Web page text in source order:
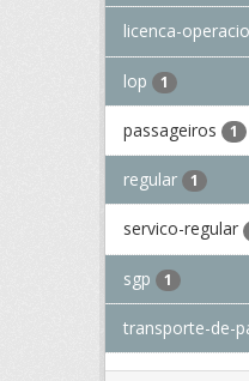
licenca-
lop 1
passageiros 1
regular 1
servico-regular
sgp 1
transporte-de-